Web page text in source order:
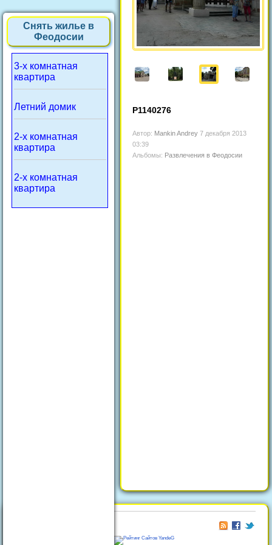
Снять жилье в
Феодосии
3-х комнатная
квартира
Летний домик
2-х комнатная
квартира
2-х комнатная
квартира
P1140276
Автор: Mankin Andrey 7 декабря 2013
03:39
Альбомы: Развлечения в Феодосии